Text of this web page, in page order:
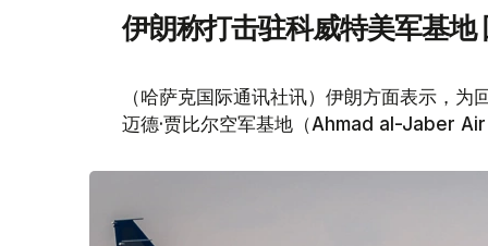
伊朗称打击驻科威特美军基地
（哈萨克国际通讯社讯）伊朗方面表示，
迈德·贾比尔空军基地（Ahmad al-Jaber Air